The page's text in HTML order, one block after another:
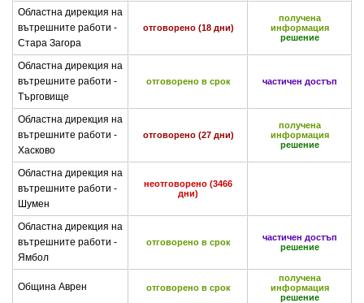
Областна дирекция на
вътрешните работи -
Стара Загора
отговорено (18 дни)
получена
информация
решение
Областна дирекция на
вътрешните работи -
Търговище
отговорено в срок частичен достъп
Областна дирекция на
вътрешните работи -
Хасково
отговорено (27 дни)
получена
информация
решение
Областна дирекция на
вътрешните работи -
Шумен
неотговорено (3466
дни)
Областна дирекция на
вътрешните работи -
Ямбол
отговорено в срок
частичен достъп
решение
Община Аврен отговорено в срок
получена
информация
решение